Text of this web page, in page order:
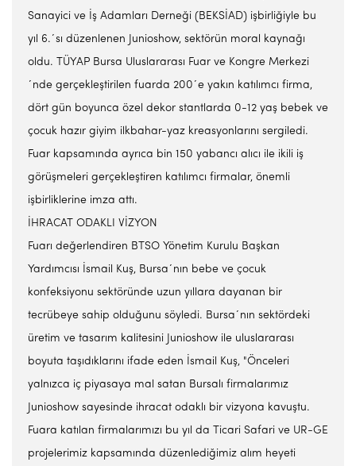
Sanayici ve İş Adamları Derneği (BEKSİAD) işbirliğiyle bu
yıl 6.´sı düzenlenen Junioshow, sektörün moral kaynağı
oldu. TÜYAP Bursa Uluslararası Fuar ve Kongre Merkezi
´nde gerçekleştirilen fuarda 200´e yakın katılımcı firma,
dört gün boyunca özel dekor stantlarda 0-12 yaş bebek ve
çocuk hazır giyim ilkbahar-yaz kreasyonlarını sergiledi.
Fuar kapsamında ayrıca bin 150 yabancı alıcı ile ikili iş
görüşmeleri gerçekleştiren katılımcı firmalar, önemli
işbirliklerine imza attı.
İHRACAT ODAKLI VİZYON
Fuarı değerlendiren BTSO Yönetim Kurulu Başkan
Yardımcısı İsmail Kuş, Bursa´nın bebe ve çocuk
konfeksiyonu sektöründe uzun yıllara dayanan bir
tecrübeye sahip olduğunu söyledi. Bursa´nın sektördeki
üretim ve tasarım kalitesini Junioshow ile uluslararası
boyuta taşıdıklarını ifade eden İsmail Kuş, "Önceleri
yalnızca iç piyasaya mal satan Bursalı firmalarımız
Junioshow sayesinde ihracat odaklı bir vizyona kavuştu.
Fuara katılan firmalarımızı bu yıl da Ticari Safari ve UR-GE
projelerimiz kapsamında düzenlediğimiz alım heyeti